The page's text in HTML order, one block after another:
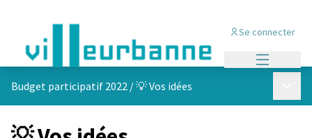
Se connecter
Budget participatif 2022 /💡 Vos idées